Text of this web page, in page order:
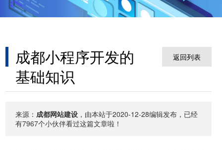
成都小程序开发的
基础知识
返回列表
来源：成都网站建设 ，由本站于2020-12-28编辑发布，已经
有7967个小伙伴看过这篇文章啦！